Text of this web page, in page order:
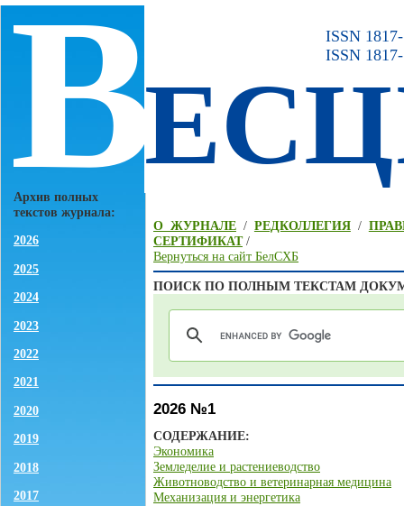
В
Архив полных
текстов журнала:
2026
2025
2024
2023
2022
2021
2020
2019
2018
2017
ISSN
ISSN
О ЖУРНАЛЕ/ РЕДКОЛЛЕГИЯ/
СЕРТИФИКАТ/
Вернуться на сайт БелСХБ
ПОИСК ПО ПОЛНЫМ ТЕКСТАМ
2026 №1
СОДЕРЖАНИЕ:
Экономика
Земледелие и растениеводство
Животноводство и ветеринарная медицина
Механизация и энергетика